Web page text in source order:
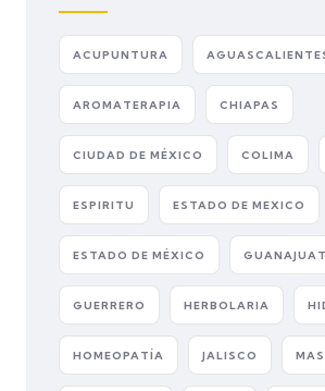
ACUPUNTURA
AROMATERAPIA CHIAPAS
CIUDAD DE MÉXICO COLIMA
ESPIRITU ESTADO DE MEXICO
ESTADO DE MÉXICO
GUERRERO HERBOLARIA
HOMEOPATÍA JALISCO